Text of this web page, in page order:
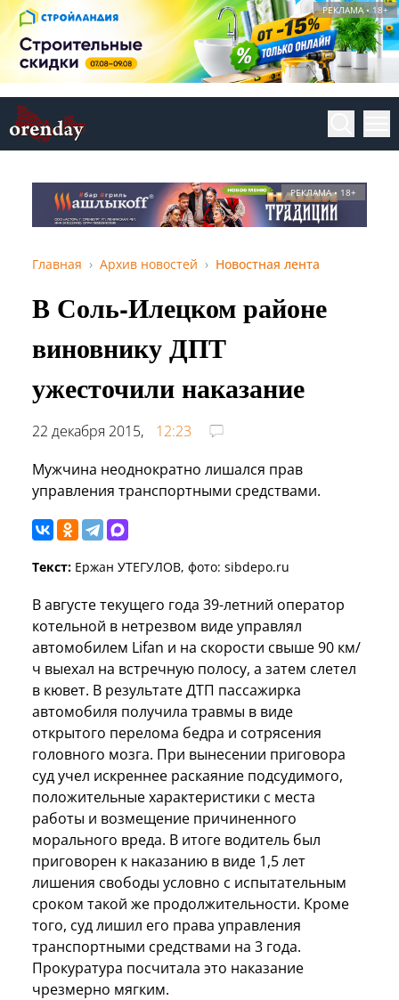
РЕКЛАМА • 18+
РЕКЛАМА • 18+
Главная Архив новостей Новостная лента
В Соль-Илецком районе
виновнику ДПТ
ужесточили наказание
22 декабря 2015,
12:23
Мужчина неоднократно лишался прав
управления транспортными средствами.
Текст: Ержан УТЕГУЛОВ, фото: sibdepo.ru
В августе текущего года 39-летний оператор
котельной в нетрезвом виде управлял
автомобилем Lifan и на скорости свыше 90 км/
ч выехал на встречную полосу, а затем слетел
в кювет. В результате ДТП пассажирка
автомобиля получила травмы в виде
открытого перелома бедра и сотрясения
головного мозга. При вынесении приговора
суд учел искреннее раскаяние подсудимого,
положительные характеристики с места
работы и возмещение причиненного
морального вреда. В итоге водитель был
приговорен к наказанию в виде 1,5 лет
лишения свободы условно с испытательным
сроком такой же продолжительности. Кроме
того, суд лишил его права управления
транспортными средствами на 3 года.
Прокуратура посчитала это наказание
чрезмерно мягким.